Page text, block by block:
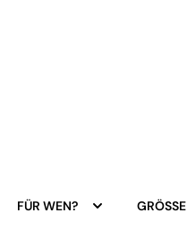
FÜR WEN? GRÖSSE